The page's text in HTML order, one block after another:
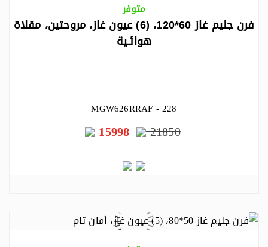
متوفر
فرن جليم غاز 60*120، (6) عيون غاز، مروحتين، مقلاة
هوائـية
MGW626RRAF - 228
21850
15998